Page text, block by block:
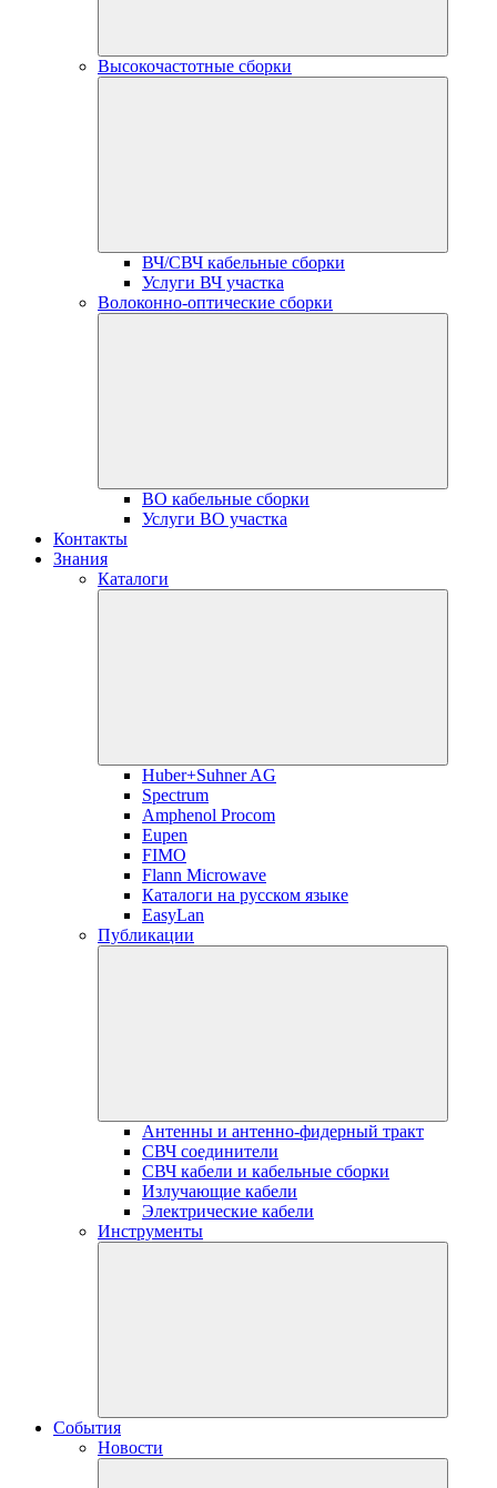
Высокочастотные сборки
ВЧ/СВЧ кабельные сборки
Услуги ВЧ участка
Волоконно-оптические сборки
ВО кабельные сборки
Услуги ВО участка
Контакты
Знания
Каталоги
Huber+Suhner AG
Spectrum
Amphenol Procom
Eupen
FIMO
Flann Microwave
Каталоги на русском языке
EasyLan
Публикации
Антенны и антенно-фидерный тракт
СВЧ соединители
СВЧ кабели и кабельные сборки
Излучающие кабели
Электрические кабели
Инструменты
События
Новости